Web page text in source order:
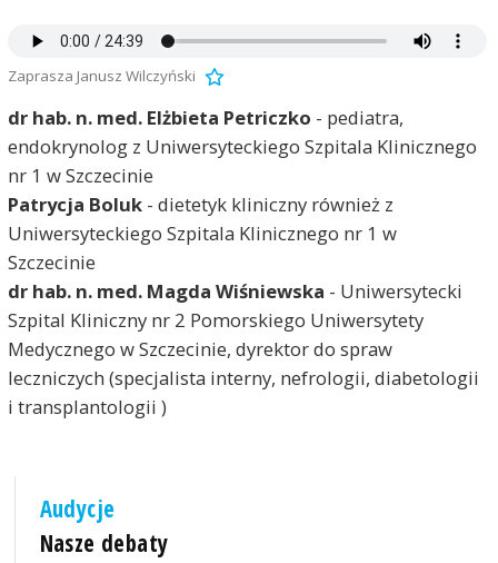
Zaprasza Janusz Wilczyński
dr hab. n. med. Elżbieta Petriczko - pediatra,
endokrynolog z Uniwersyteckiego Szpitala Klinicznego
nr 1 w Szczecinie
Patrycja Boluk- dietetyk kliniczny również z
Uniwersyteckiego Szpitala Klinicznego nr 1 w
Szczecinie
dr hab. n. med. Magda Wiśniewska - Uniwersytecki
Szpital Kliniczny nr 2 Pomorskiego Uniwersytety
Medycznego w Szczecinie, dyrektor do spraw
leczniczych (specjalista interny, nefrologii, diabetologii
i transplantologii )
Audycje
Nasze debaty